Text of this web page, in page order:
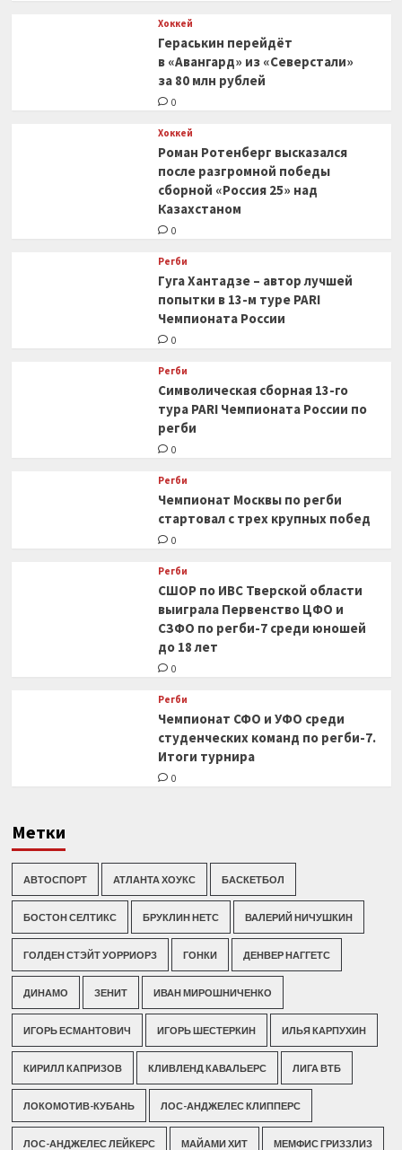
Хоккей
Гераськин перейдёт
в «Авангард» из «Северстали»
за 80 млн рублей
0
Хоккей
Роман Ротенберг высказался
после разгромной победы
сборной «Россия 25» над
Казахстаном
0
Регби
Гуга Хантадзе – автор лучшей
попытки в 13-м туре PARI
Чемпионата России
0
Регби
Символическая сборная 13-го
тура PARI Чемпионата России по
регби
0
Регби
Чемпионат Москвы по регби
стартовал с трех крупных побед
0
Регби
СШОР по ИВС Тверской области
выиграла Первенство ЦФО и
СЗФО по регби-7 среди юношей
до 18 лет
0
Регби
Чемпионат СФО и УФО среди
студенческих команд по регби-7.
Итоги турнира
0
Метки
АВТОСПОРТ АТЛАНТА ХОУКС БАСКЕТБОЛ
БОСТОН СЕЛТИКС БРУКЛИН НЕТС ВАЛЕРИЙ НИЧУШКИН
ГОЛДЕН СТЭЙТ УОРРИОРЗ ГОНКИ ДЕНВЕР НАГГЕТС
ДИНАМО ЗЕНИТ ИВАН МИРОШНИЧЕНКО
ИГОРЬ ЕСМАНТОВИЧ ИГОРЬ ШЕСТЕРКИН ИЛЬЯ КАРПУХИН
КИРИЛЛ КАПРИЗОВ КЛИВЛЕНД КАВАЛЬЕРС ЛИГА ВТБ
ЛОКОМОТИВ-КУБАНЬ ЛОС-АНДЖЕЛЕС КЛИППЕРС
ЛОС-АНДЖЕЛЕС ЛЕЙКЕРС МАЙАМИ ХИТ МЕМФИС ГРИЗЗЛИЗ